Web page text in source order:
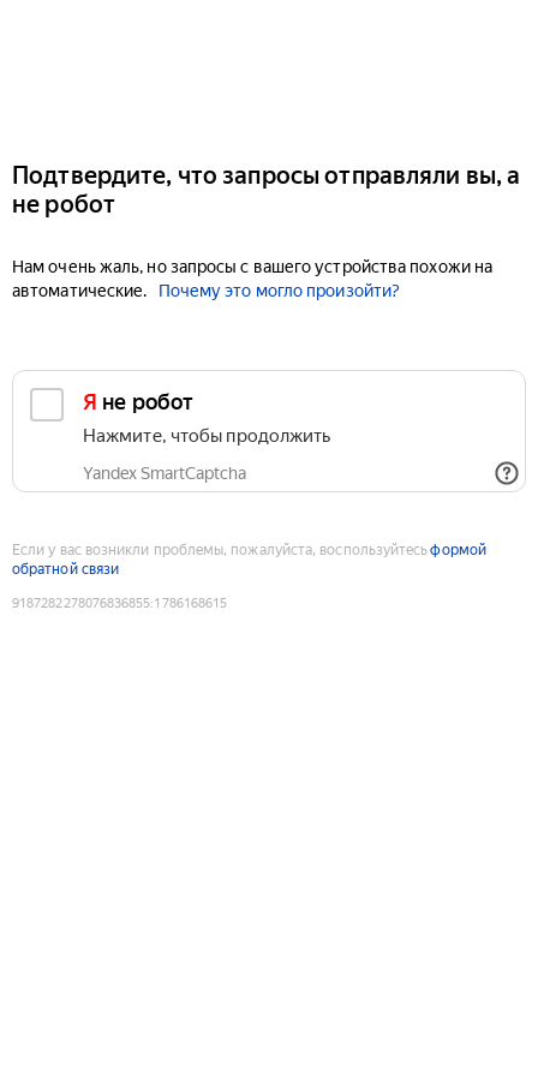
Подтвердите, что запросы отправляли вы, а
не робот
Нам очень жаль, но запросы с вашего устройства похожи на
автоматические.
Почему это могло произойти?
Я не робот
Нажмите, чтобы продолжить
Yandex SmartCaptcha
Если у вас возникли проблемы, пожалуйста, воспользуйтесьформой
обратной связи
9187282278076836855:1786168615